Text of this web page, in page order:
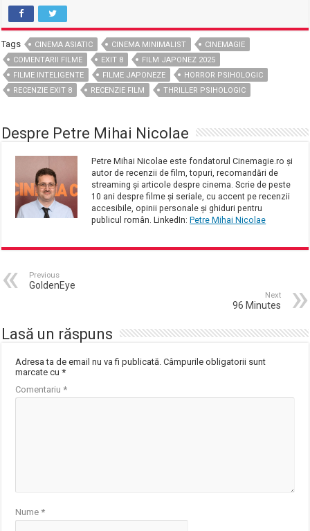
Tags CINEMA ASIATIC CINEMA MINIMALIST
CINEMAGIE
COMENTARII FILME
EXIT 8
FILM JAPONEZ 2025
FILME INTELIGENTE
FILME JAPONEZE
HORROR PSIHOLOGIC
RECENZIE EXIT 8
RECENZIE FILM THRILLER PSIHOLOGIC
Despre Petre Mihai Nicolae
Petre Mihai Nicolae este fondatorul Cinemagie.ro și
autor de recenzii de film, topuri, recomandări de
streaming și articole despre cinema. Scrie de peste
10 ani despre filme și seriale, cu accent pe recenzii
accesibile, opinii personale și ghiduri pentru
publicul român. LinkedIn: Petre Mihai Nicolae
Previous
GoldenEye
Next
96 Minutes
Lasă un răspuns
Adresa ta de email nu va fi publicată. Câmpurile obligatorii sunt
marcate cu*
Comentariu*
Nume*